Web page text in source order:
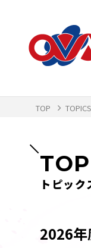
TOP TOPICS
トピック
2026